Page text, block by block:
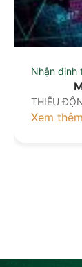
Nhận định
THIẾU
Xem thêm